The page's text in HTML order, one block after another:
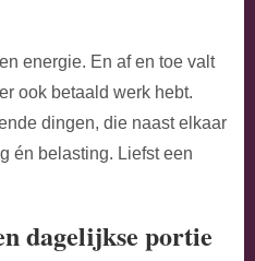
energie. En af en toe valt
ook betaald werk hebt.
dingen, die naast elkaar
én belasting. Liefst een
dagelijkse portie